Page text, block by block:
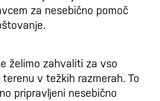
za nesebično pomoč
želimo zahvaliti za vso
v težkih razmerah. To
pripravljeni nesebično